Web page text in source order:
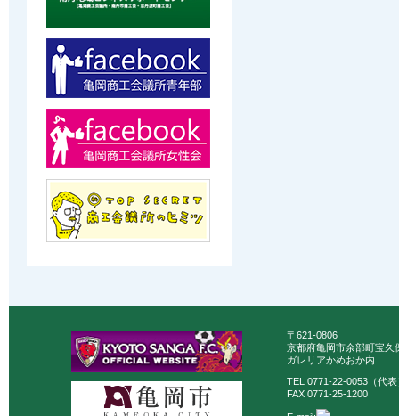
〒621-0806
京都府亀岡市余部町宝久
ガレリアかめおか内
TEL 0771-22-0053（代表
FAX 0771-25-1200